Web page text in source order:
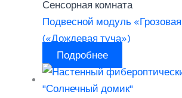
Сенсорная комната
Подвесной модуль
(«Дождевая туча»)
Подробнее